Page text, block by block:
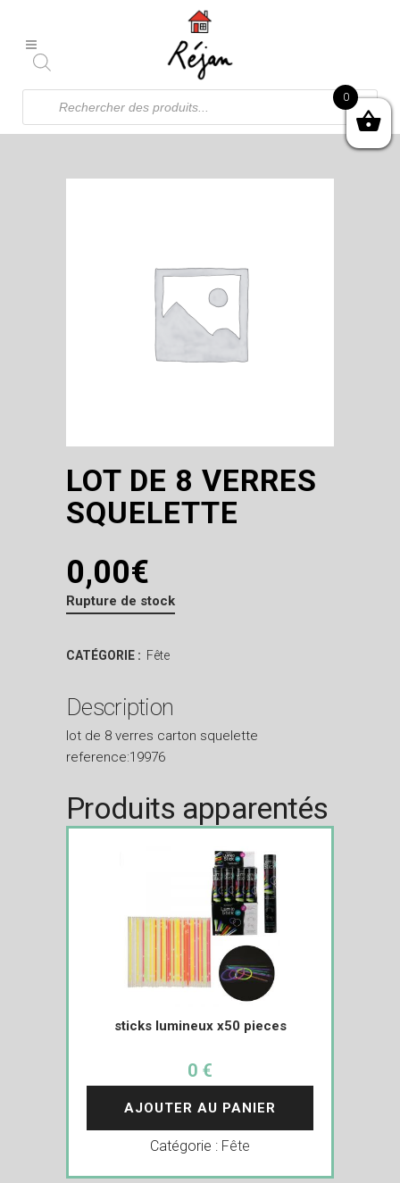
Recherche
produits
LOT DE 8 VERRES
SQUELETTE
0,00€
Rupture de stock
CATÉGORIE : Fête
Description
lot de 8 verres carton squelette
reference:19976
Produits apparentés
sticks lumineux x50 pieces
0 €
AJOUTER AU PANIER
Catégorie : Fête
0